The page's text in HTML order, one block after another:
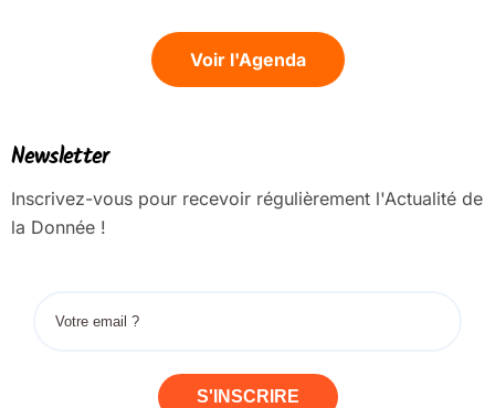
Voir l'Agenda
Newsletter
Inscrivez-vous pour recevoir régulièrement l'Actualité de
la Donnée !
S'INSCRIRE